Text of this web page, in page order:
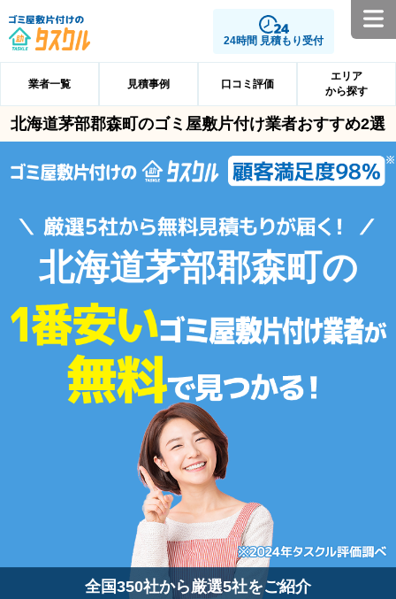
24時間 見積もり受付
業者一覧 見積事例 口コミ評価
エリア
から探す
北海道茅部郡森町のゴミ屋敷片付け業者おすすめ2選
北海道茅部郡森町の
全国350社から厳選5社をご紹介